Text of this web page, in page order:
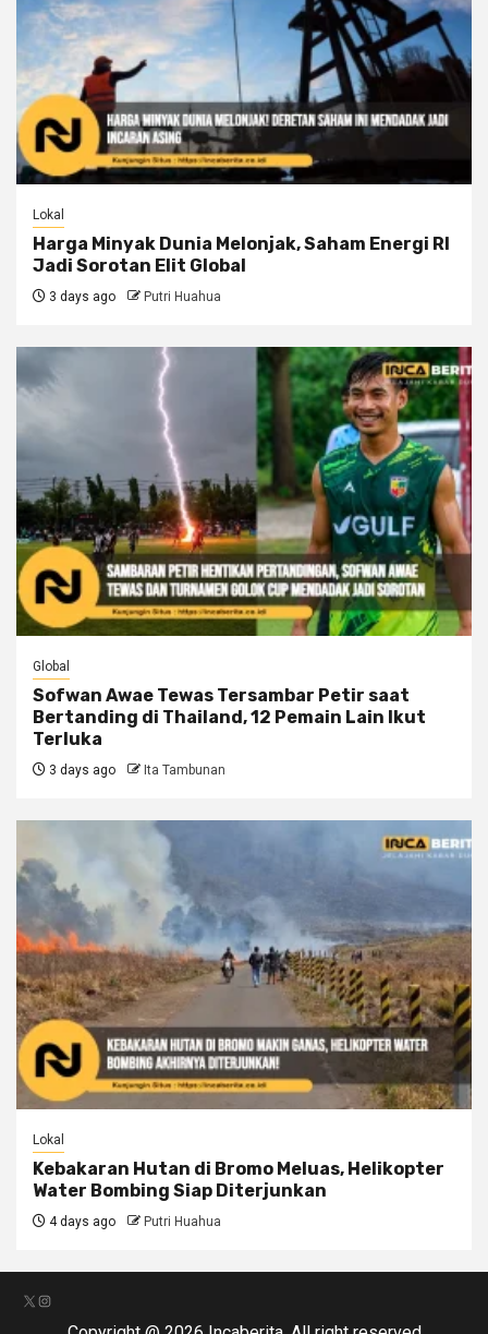
Lokal
Harga Minyak Dunia Melonjak, Saham Energi RI
Jadi Sorotan Elit Global
3 days ago Putri Huahua
Global
Sofwan Awae Tewas Tersambar Petir saat
Bertanding di Thailand, 12 Pemain Lain Ikut
Terluka
3 days ago Ita Tambunan
Lokal
Kebakaran Hutan di Bromo Meluas, Helikopter
Water Bombing Siap Diterjunkan
4 days ago Putri Huahua
X Instagram